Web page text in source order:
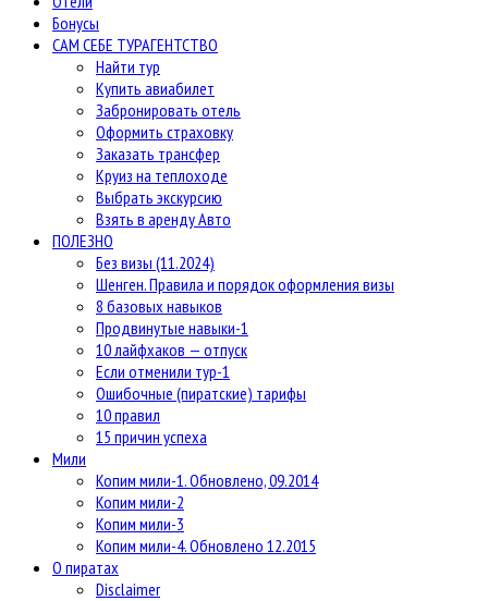
Бонусы
САМ СЕБЕ ТУРАГЕНТСТВО
Найти тур
Купить авиабилет
Забронировать отель
Оформить страховку
Заказать трансфер
Круиз на теплоходе
Выбрать экскурсию
Взять в аренду Авто
ПОЛЕЗНО
Без визы (11.2024)
Шенген. Правила и порядок оформления визы
8 базовых навыков
Продвинутые навыки-1
10 лайфхаков — отпуск
Если отменили тур-1
Ошибочные (пиратские) тарифы
10 правил
15 причин успеха
Мили
Копим мили-1. Обновлено, 09.2014
Копим мили-2
Копим мили-3
Копим мили-4. Обновлено 12.2015
О пиратах
Disclaimer